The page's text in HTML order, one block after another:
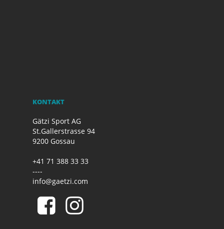
KONTAKT
Gätzi Sport AG
St.Gallerstrasse 94
9200 Gossau
+41 71 388 33 33
----
info@gaetzi.com